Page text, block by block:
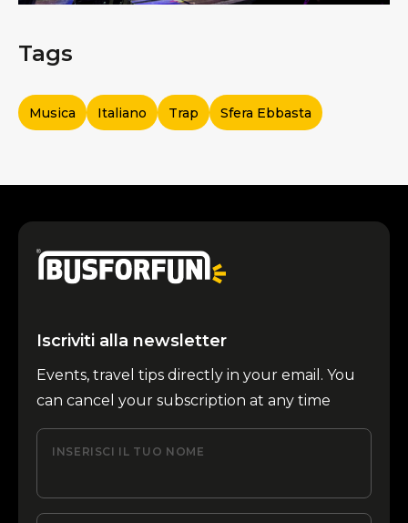
Tags
Musica Italiano Trap Sfera Ebbasta
Iscriviti alla newsletter
Events, travel tips directly in your email. You
can cancel your subscription at any time
INSERISCI IL TUO NOME